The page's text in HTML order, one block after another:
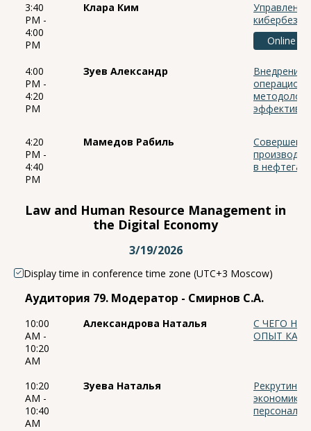
3:40
PM -
4:00
PM
Клара Ким
Online
4:00
PM -
4:20
PM
Зуев Александр
Внедрение
4:20
PM -
4:40
PM
Мамедов Рабиль
в
Law and Human Resource Management in
the Digital Economy
3/19/2026
Display time in conference time zone (UTC+3 Moscow)
Аудитория 79. Модератор - Смирнов С.А.
10:00
AM -
10:20
AM
Александрова Наталья
С ЧЕГО
ОПЫТ
10:20
AM -
10:40
AM
Зуева Наталья
экономики:
персоналом